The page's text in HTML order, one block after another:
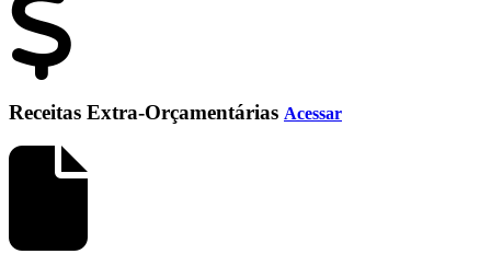
Receitas Extra-Orçamentárias Acessar